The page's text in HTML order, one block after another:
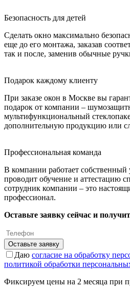
Безопасность для детей
Сделать окно максимально
еще до его монтажа, заказав
так и после, заменив обычные
Подарок каждому клиенту
При заказе окон в Москве вы
подарок от компании –
мультифункциональный
дополнительную продукцию или
Профессиональная команда
В компании работает
проводит обучение и аттестацию
сотрудник компании – это
профессионал.
Оставьте заявку сейчас и
Оставьте заявку
Даю согласие на обработку
политикой обработки
Фиксируем цены на 2 месяца при